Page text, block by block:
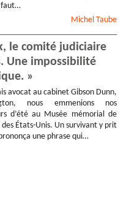
faut…
Michel Taube
le comité judiciaire
Une impossibilité
»
avocat au cabinet Gibson Dunn,
nous emmenions nos
d’été au Musée mémorial de
des États-Unis. Un survivant y prit
une phrase qui…